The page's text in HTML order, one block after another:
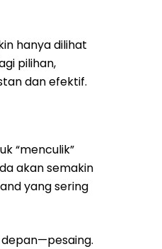
hanya dilihat
pilihan,
dan efektif.
“menculik”
akan semakin
yang sering